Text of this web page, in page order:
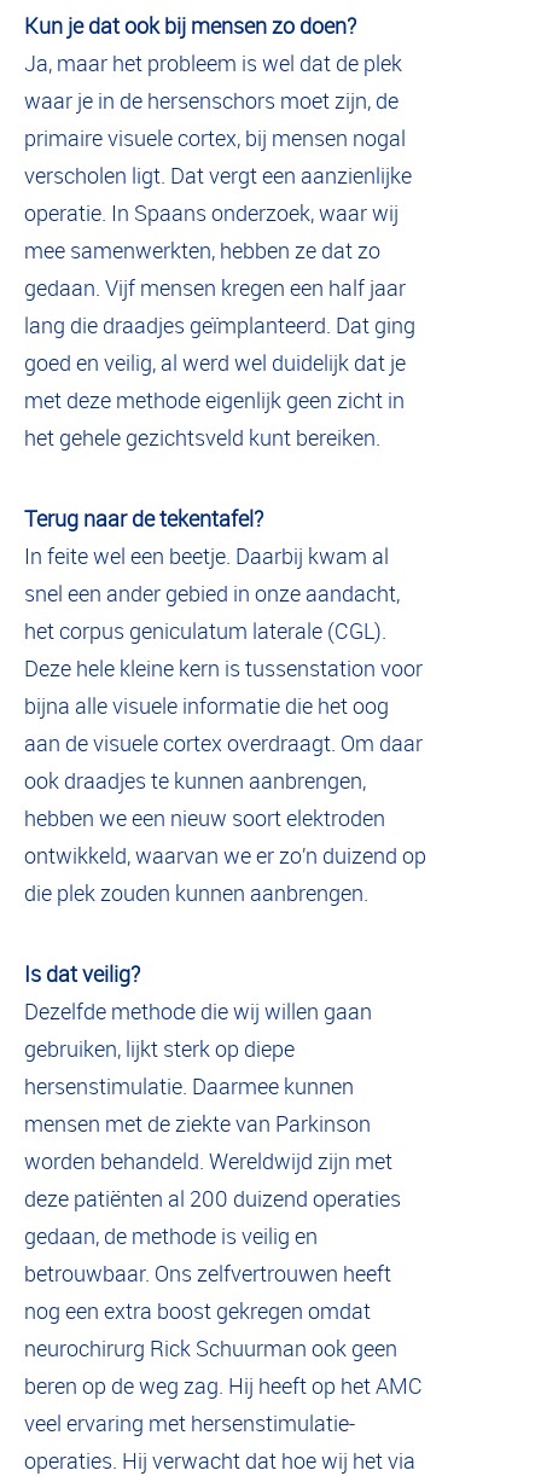
Kun je dat ook bij mensen zo doen?
Ja, maar het probleem is wel dat de plek
waar je in de hersenschors moet zijn, de
primaire visuele cortex, bij mensen nogal
verscholen ligt. Dat vergt een aanzienlijke
operatie. In Spaans onderzoek, waar wij
mee samenwerkten, hebben ze dat zo
gedaan. Vijf mensen kregen een half jaar
lang die draadjes geïmplanteerd. Dat ging
goed en veilig, al werd wel duidelijk dat je
met deze methode eigenlijk geen zicht in
het gehele gezichtsveld kunt bereiken.
Terug naar de tekentafel?
In feite wel een beetje. Daarbij kwam al
snel een ander gebied in onze aandacht,
het corpus geniculatum laterale (CGL).
Deze hele kleine kern is tussenstation voor
bijna alle visuele informatie die het oog
aan de visuele cortex overdraagt. Om daar
ook draadjes te kunnen aanbrengen,
hebben we een nieuw soort elektroden
ontwikkeld, waarvan we er zo’n duizend op
die plek zouden kunnen aanbrengen.
Is dat veilig?
Dezelfde methode die wij willen gaan
gebruiken, lijkt sterk op diepe
hersenstimulatie. Daarmee kunnen
mensen met de ziekte van Parkinson
worden behandeld. Wereldwijd zijn met
deze patiënten al 200 duizend operaties
gedaan, de methode is veilig en
betrouwbaar. Ons zelfvertrouwen heeft
nog een extra boost gekregen omdat
neurochirurg Rick Schuurman ook geen
beren op de weg zag. Hij heeft op het AMC
veel ervaring met hersenstimulatie-
operaties. Hij verwacht dat hoe wij het via